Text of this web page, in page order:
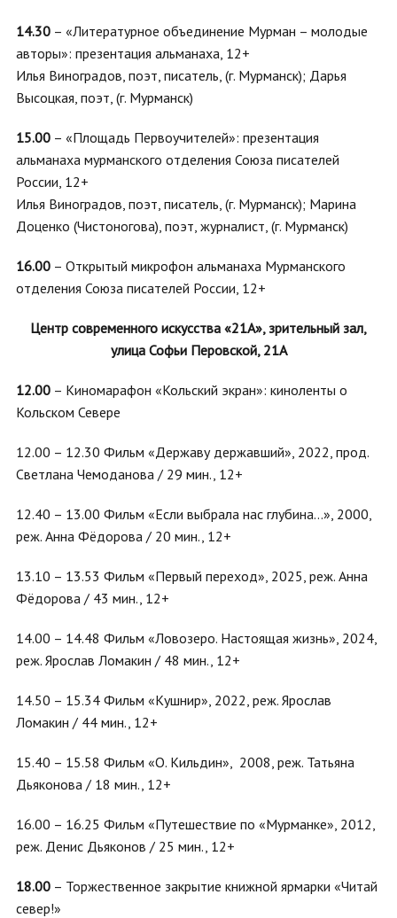
14.30 – «Литературное объединение Мурман – молодые
авторы»: презентация альманаха, 12+
Илья Виноградов, поэт, писатель, (г. Мурманск); Дарья
Высоцкая, поэт, (г. Мурманск)
15.00 – «Площадь Первоучителей»: презентация
альманаха мурманского отделения Союза писателей
России, 12+
Илья Виноградов, поэт, писатель, (г. Мурманск); Марина
Доценко (Чистоногова), поэт, журналист, (г. Мурманск)
16.00 – Открытый микрофон альманаха Мурманского
отделения Союза писателей России, 12+
Центр современного искусства «21А», зрительный зал,
улица Софьи Перовской, 21А
12.00 – Киномарафон «Кольский экран»: киноленты о
Кольском Севере
12.00 – 12.30 Фильм «Державу державший», 2022, прод.
Светлана Чемоданова / 29 мин., 12+
12.40 – 13.00 Фильм «Если выбрала нас глубина…», 2000,
реж. Анна Фёдорова / 20 мин., 12+
13.10 – 13.53 Фильм «Первый переход», 2025, реж. Анна
Фёдорова / 43 мин., 12+
14.00 – 14.48 Фильм «Ловозеро. Настоящая жизнь», 2024,
реж. Ярослав Ломакин / 48 мин., 12+
14.50 – 15.34 Фильм «Кушнир», 2022, реж. Ярослав
Ломакин / 44 мин., 12+
15.40 – 15.58 Фильм «О. Кильдин», 2008, реж. Татьяна
Дьяконова / 18 мин., 12+
16.00 – 16.25 Фильм «Путешествие по «Мурманке», 2012,
реж. Денис Дьяконов / 25 мин., 12+
18.00 – Торжественное закрытие книжной ярмарки «Читай
север!»